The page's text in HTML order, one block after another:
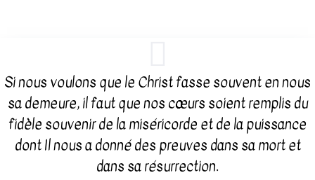
Si nous voulons que le Christ fasse souvent en nous
sa demeure, il faut que nos cœurs soient remplis du
fidèle souvenir de la miséricorde et de la puissance
dont Il nous a donné des preuves dans sa mort et
dans sa résurrection.